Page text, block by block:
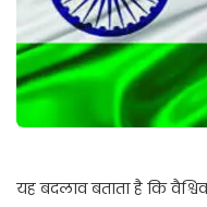
यह बदलाव बताता है कि